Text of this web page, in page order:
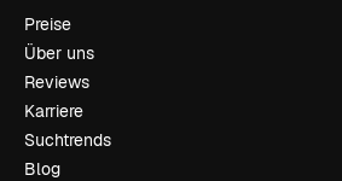
Preise
Über uns
Reviews
Karriere
Suchtrends
Blog